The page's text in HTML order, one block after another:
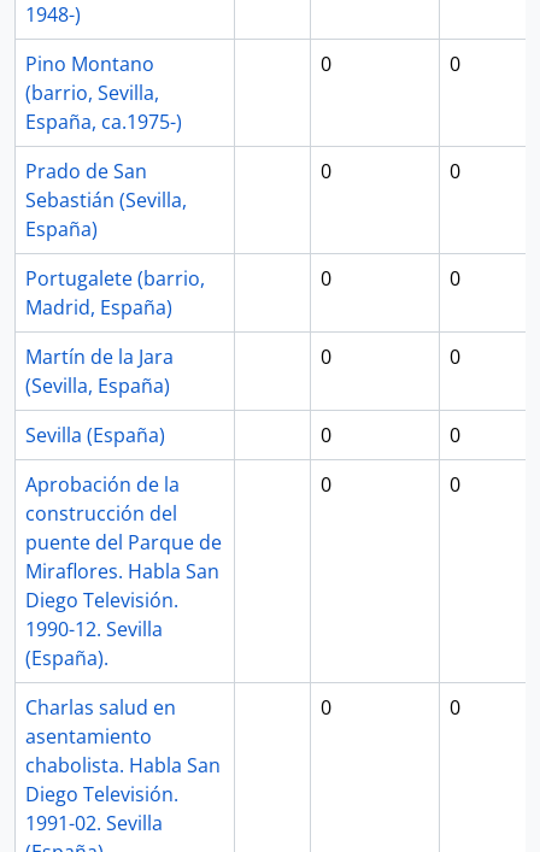
1948-)
Pino Montano
(barrio, Sevilla,
España, ca.1975-)
0 0
Prado de San
Sebastián (Sevilla,
España)
0 0
Portugalete (barrio,
Madrid, España)
0 0
Martín de la Jara
(Sevilla, España)
0 0
Sevilla (España) 0
0
Aprobación de la
construcción del
puente del Parque de
Miraflores. Habla San
Diego Televisión.
1990-12. Sevilla
(España).
0 0
Charlas salud en
asentamiento
chabolista. Habla San
Diego Televisión.
1991-02. Sevilla
0 0